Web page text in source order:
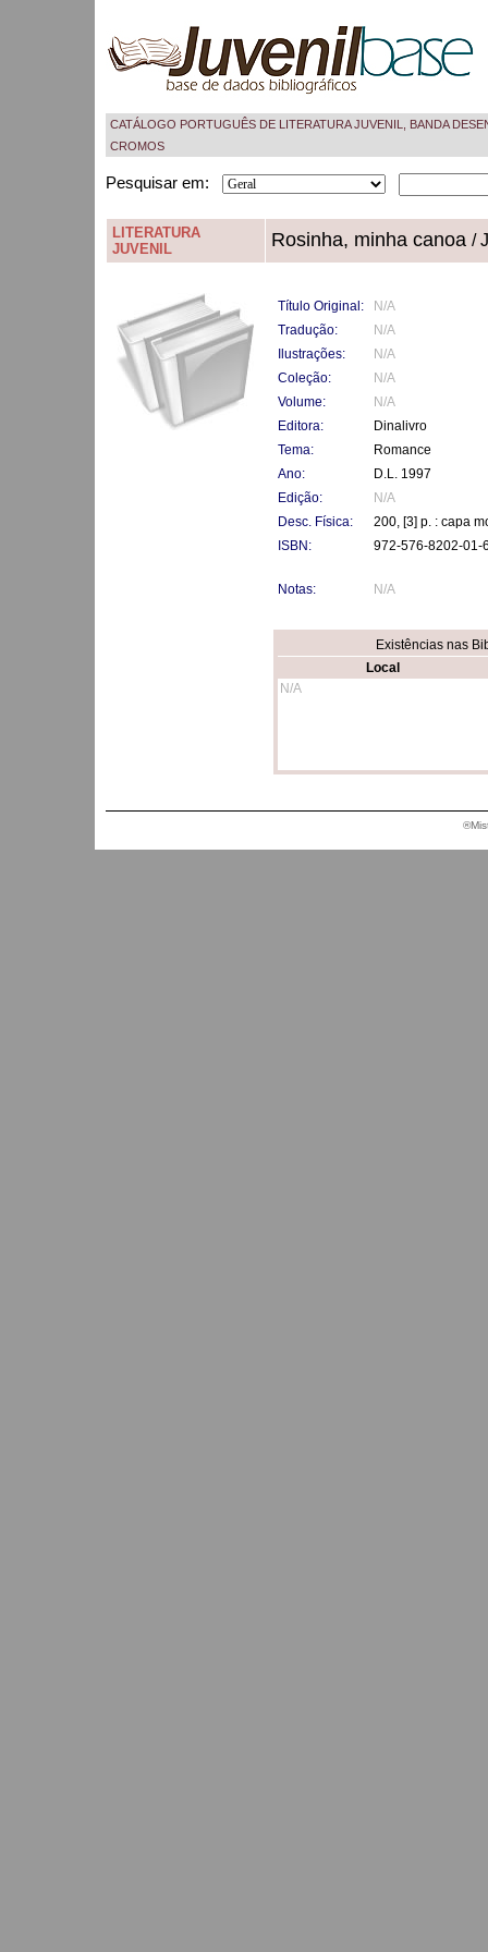
CATÁLOGO PORTUGUÊS DE LITERATURA JUVENIL, BANDA
CROMOS
Pesquisar em:
LITERATURA
JUVENIL
Rosinha, minha canoa /
Título Original:
N/A
Tradução:
N/A
Ilustrações:
N/A
Coleção:
N/A
Volume:
N/A
Editora:
Dinalivro
Tema:
Romance
Ano:
D.L. 1997
Edição:
N/A
Desc. Física:
200, [3] p. : capa
ISBN:
972-576-8202-01-
Notas: N/A
Existências nas
Local
N/A